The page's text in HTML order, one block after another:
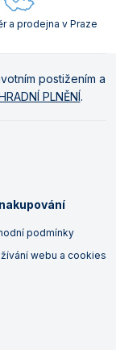
a prodejna v Praze
postižením a
PLNĚNÍ.
podmínky
webu a cookies